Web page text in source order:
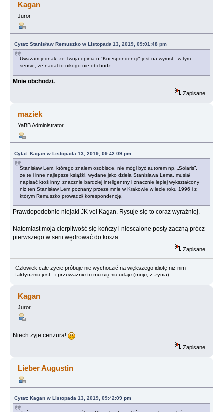
Kagan
Juror
Cytat: Stanisław Remuszko w Listopada 13, 2019, 09:01:48 pm
Uważam jednak, że Twoja opinia o "Korespondencji" jest na wyrost - w tym
sensie, że nadal to nikogo nie obchodzi.
Mnie obchodzi.‎
Zapisane
maziek
YaBB Administrator
Cytat: Kagan w Listopada 13, 2019, 09:42:09 pm
Stanisław Lem, którego znałem osobiście, nie mógł być autorem np. „Solaris”,
że ‎te i inne najlepsze książki, wydane jako dzieła Stanisława Lema. musiał
napisać ktoś inny, ‎znacznie bardziej inteligentny i znacznie lepiej wykształcony
niż ten Stanisław Lem poznany ‎przeze mnie w Krakowie w lecie roku 1996 i z
którym Remuszko prowadził korespondencję.
Prawdopodobnie niejaki JK vel Kagan. Rysuje się to coraz wyraźniej.
Natomiast moja cierpliwość się kończy i niescalone posty zaczną prócz
pierwszego w serii wędrować do kosza.
Zapisane
Człowiek całe życie próbuje nie wychodzić na większego idiotę niż nim
faktycznie jest - i przeważnie to mu się nie udaje (moje, z życia).
Kagan
Juror
Niech żyje cenzura!
Zapisane
Lieber Augustin
Cytat: Kagan w Listopada 13, 2019, 09:42:09 pm